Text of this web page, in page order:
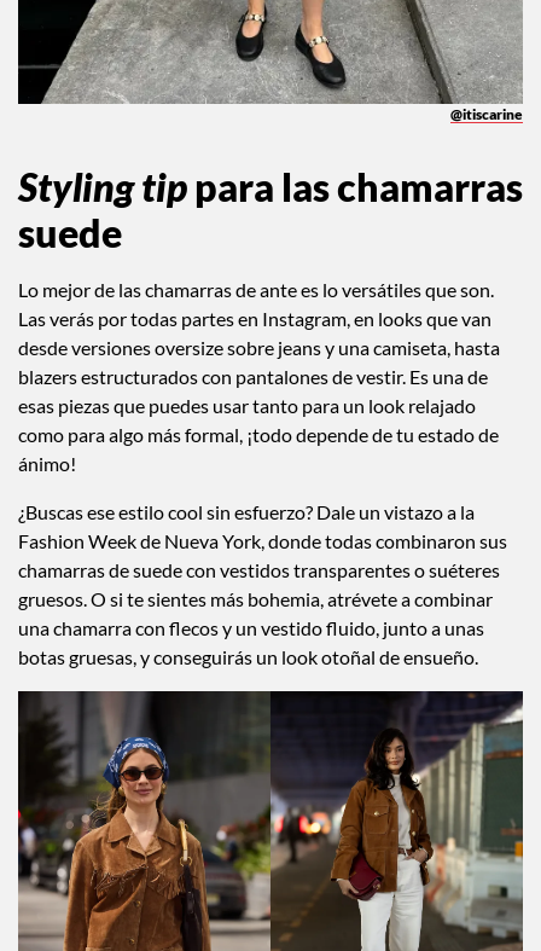
Styling tip para las chamarras
suede
Lo mejor de las chamarras de ante es lo versátiles que son.
Las verás por todas partes en Instagram, en looks que van
desde versiones oversize sobre jeans y una camiseta, hasta
blazers estructurados con pantalones de vestir. Es una de
esas piezas que puedes usar tanto para un look relajado
como para algo más formal, ¡todo depende de tu estado de
¿Buscas ese estilo cool sin esfuerzo? Dale un vistazo a la
Fashion Week de Nueva York, donde todas combinaron sus
chamarras de suede con vestidos transparentes o suéteres
gruesos. O si te sientes más bohemia, atrévete a combinar
una chamarra con flecos y un vestido fluido, junto a unas